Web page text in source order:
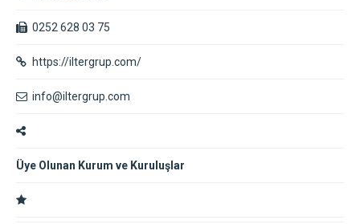
0252 628 03 75
https://iltergrup.com/
info@iltergrup.com
Üye Olunan Kurum ve Kuruluşlar